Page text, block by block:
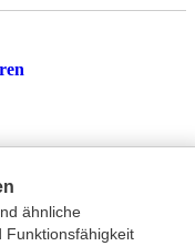
ähnliche
Funktionsfähigkeit